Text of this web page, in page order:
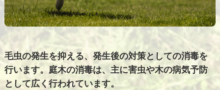
毛虫の発生を抑える、発生後の対策としての消毒を
行います。庭木の消毒は、主に害虫や木の病気予防
として広く行われています。